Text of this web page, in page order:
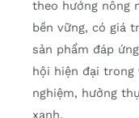
theo hướng nông
bền vững, có giá
sản phẩm đáp
hội hiện đại
nghiệm, hưởng